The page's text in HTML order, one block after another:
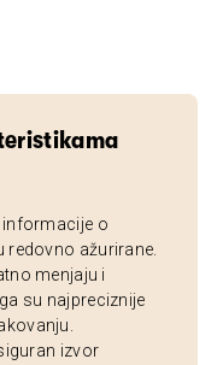
o
ažurirane.
menjaju i
su najpreciznije
izvor